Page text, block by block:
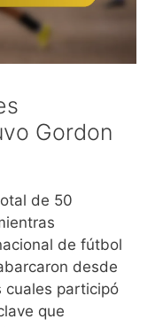
Gordon
de 50
de fútbol
desde
cuales participó
que